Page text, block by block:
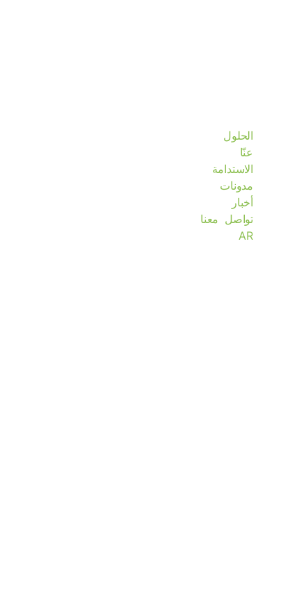
الحلول
عنّا
الاستدامة
مدونات
أخبار
تواصل معنا
AR